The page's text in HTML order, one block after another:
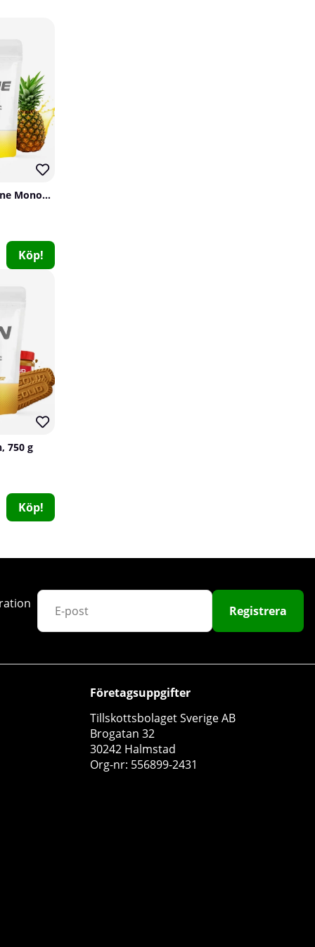
12
NOCCO
SOLID Nutrition Creatine Monohydrate, 400 g
Köp!
750 g
Köp!
Registrera
Företagsuppgifter
Tillskottsbolaget Sverige AB
Brogatan 32
30242 Halmstad
Org-nr: 556899-2431